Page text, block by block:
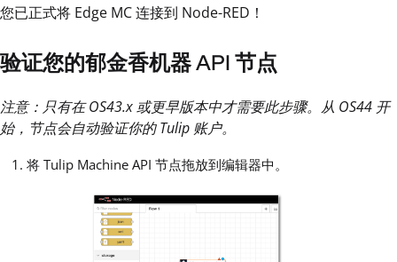
您已正式将 Edge MC 连接到 Node-RED！
验证您的郁金香机器 API 节点
注意：只有在 OS43.x 或更早版本中才需要此步骤。从 OS44 开
始，节点会自动验证你的 Tulip 账户。
将 Tulip Machine API 节点拖放到编辑器中。